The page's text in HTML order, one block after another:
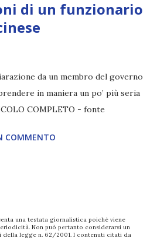
di un funzionario
da un membro del governo
in maniera un po’ più seria
COMPLETO - fonte
COMMENTO
una testata giornalistica poiché viene
Non può pertanto considerarsi un
legge n. 62/2001. I contenuti citati da